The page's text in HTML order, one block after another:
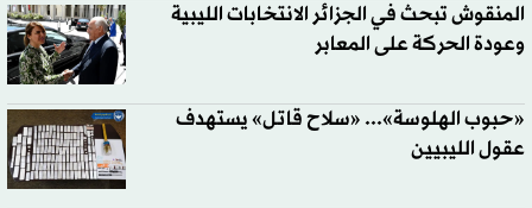
المنقوش تبحث في الجزائر الانتخابات الليبية
وعودة الحركة على المعابر
«حبوب الهلوسة»... «سلاح قاتل» يستهدف
عقول الليبيين